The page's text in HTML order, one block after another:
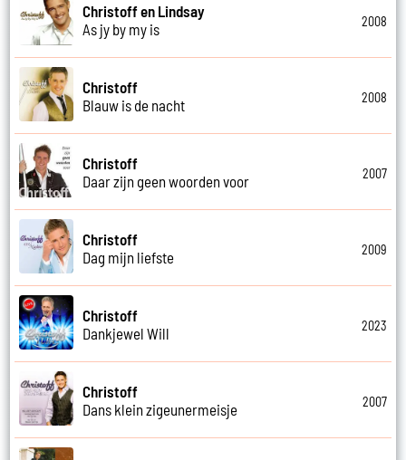
Christoff en Lindsay
As jy by my is
2008
Christoff
Blauw is de nacht
2008
Christoff
Daar zijn geen woorden voor
2007
Christoff
Dag mijn liefste
2009
Christoff
Dankjewel Will
2023
Christoff
Dans klein zigeunermeisje
2007